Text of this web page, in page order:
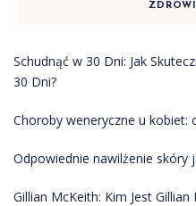
Schudnąć w 30 Dni: Jak
30 Dni?
Choroby weneryczne u
Odpowiednie nawilżenie skóry
Gillian McKeith: Kim Jest Gillian